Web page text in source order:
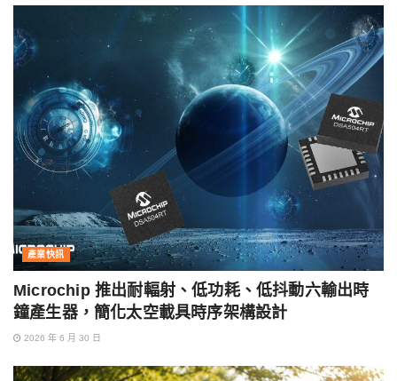
產業快訊
Microchip 推出耐輻射、低功耗、低抖動六輸出時
鐘產生器，簡化太空載具時序架構設計
2026 年 6 月 30 日